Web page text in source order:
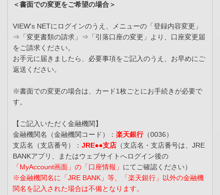
＜書面での変更をご希望の場合＞
VIEW's NETにログインのうえ、メニューの「登録内容変更」
⇒「変更書類の請求」⇒「引落口座の変更」より、口座変更届
をご請求ください。
お手元に届きましたら、必要事項をご記入のうえ、お早めにご
返送ください。
※書面での変更の場合は、カード1枚ごとにお手続きが必要で
す。
【ご記入いただく金融機関】
金融機関名（金融機関コード）： 楽天銀行（0036）
支店名（支店番号）： JRE●●支店 （支店名・支店番号は、JRE
BANKアプリ、またはウェブサイトへログイン後の
「MyAccount画面」の「口座情報」 にてご確認ください）
※金融機関名に「JRE BANK」等、「楽天銀行」以外の金融機
関名を記入された場合は不備となります。